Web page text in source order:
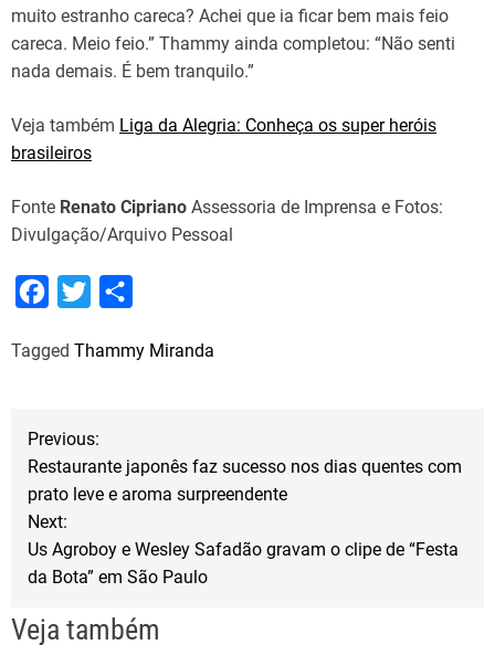
muito estranho careca? Achei que ia ficar bem mais feio
careca. Meio feio.” Thammy ainda completou: “Não senti
nada demais. É bem tranquilo.”
Veja também Liga da Alegria: Conheça os super heróis
brasileiros
Fonte Renato Cipriano Assessoria de Imprensa e Fotos:
Divulgação/Arquivo Pessoal
c
o
o
k
i
r
a
Tagged Thammy Miranda
N
g
Previous:
Restaurante japonês faz sucesso nos dias quentes com
prato leve e aroma surpreendente
Next:
Us Agroboy e Wesley Safadão gravam o clipe de “Festa
da Bota” em São Paulo
Veja também